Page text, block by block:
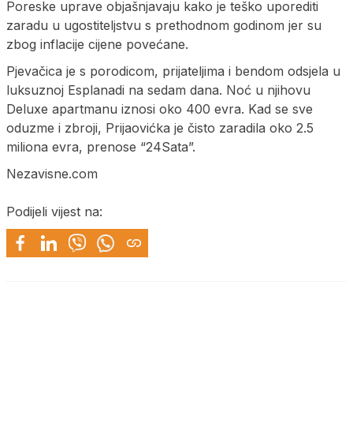
Poreske uprave objašnjavaju kako je teško uporediti
zaradu u ugostiteljstvu s prethodnom godinom jer su
zbog inflacije cijene povećane.
Pjevačica je s porodicom, prijateljima i bendom odsjela u
luksuznoj Esplanadi na sedam dana. Noć u njihovu
Deluxe apartmanu iznosi oko 400 evra. Kad se sve
oduzme i zbroji, Prijaovićka je čisto zaradila oko 2.5
miliona evra, prenose “24Sata”.
Nezavisne.com
Podijeli vijest na: